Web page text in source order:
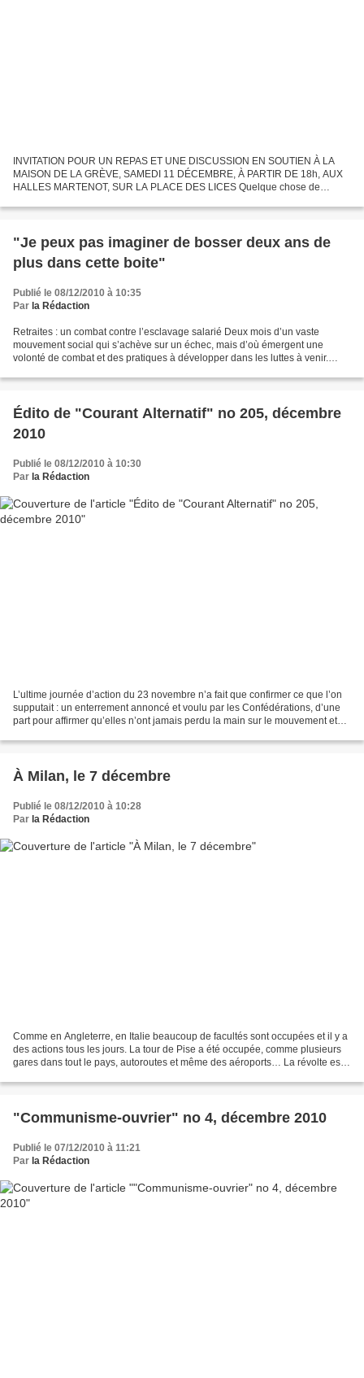
INVITATION POUR UN REPAS ET UNE DISCUSSION EN SOUTIEN À LA
MAISON DE LA GRÈVE, SAMEDI 11 DÉCEMBRE, À PARTIR DE 18h, AUX
HALLES MARTENOT, SUR LA PLACE DES LICES Quelque chose de
transforme...
"Je peux pas imaginer de bosser deux ans de
plus dans cette boite"
Publié le 08/12/2010 à 10:35
Par la Rédaction
Retraites : un combat contre l’esclavage salarié Deux mois d’un vaste
mouvement social qui s’achève sur un échec, mais d’où émergent une
volonté de combat et des pratiques à développer dans les luttes à venir.
Édito de "Courant Alternatif" no 205, décembre
2010
Publié le 08/12/2010 à 10:30
Par la Rédaction
L’ultime journée d’action du 23 novembre n’a fait que confirmer ce que l’on
supputait : un enterrement annoncé et voulu par les Confédérations, d’une
part pour affirmer qu’elles n’ont jamais perdu la main sur le mouvement et
À Milan, le 7 décembre
Publié le 08/12/2010 à 10:28
Par la Rédaction
Comme en Angleterre, en Italie beaucoup de facultés sont occupées et il y a
des actions tous les jours. La tour de Pise a été occupée, comme plusieurs
gares dans tout le pays, autoroutes et même des aéroports… La révolte est
"Communisme-ouvrier" no 4, décembre 2010
Publié le 07/12/2010 à 11:21
Par la Rédaction